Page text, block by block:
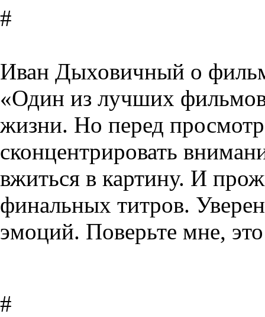
#
Иван Дыховичный о
«Один из лучших
жизни. Но перед
сконцентрировать
вжиться в картину. И
финальных титров.
эмоций. Поверьте мне,
#